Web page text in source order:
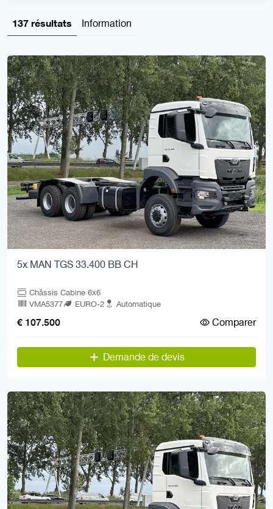
137 résultats Information
5x MAN TGS 33.400 BB CH
Châssis Cabine 6x6
VMA5377
EURO-2 Automatique
€ 107.500 Comparer
Demande de devis